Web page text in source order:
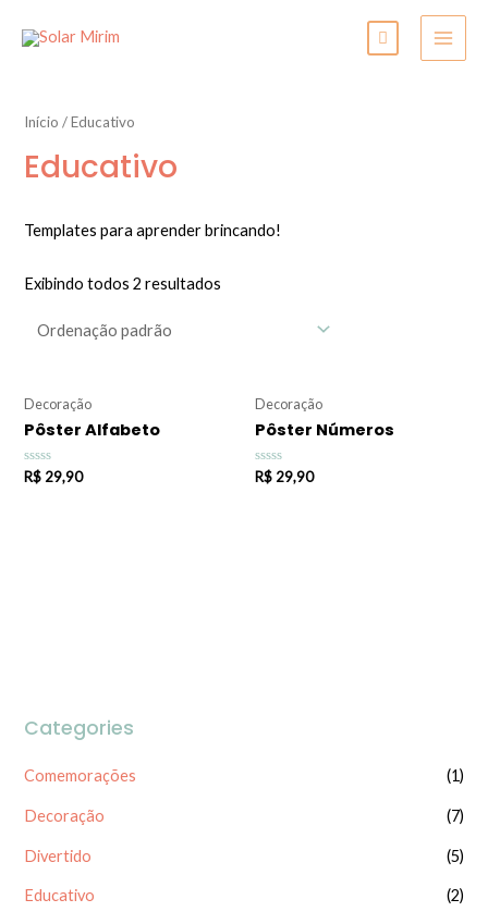
Categories
Comemorações (1)
Decoração (7)
Divertido (5)
Educativo (2)
Início / Educativo
Educativo
Templates para aprender brincando!
Exibindo todos 2 resultados
Decoração
Pôster Alfabeto
Avaliação
R$ 29,90
Decoração
Pôster Números
Avaliação
R$ 29,90